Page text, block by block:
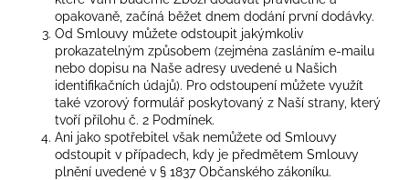
opakovaně, začíná běžet dnem dodání první dodávky.
Od Smlouvy můžete odstoupit jakýmkoliv
prokazatelným způsobem (zejména zasláním e-mailu
nebo dopisu na Naše adresy uvedené u Našich
identifikačních údajů). Pro odstoupení můžete využít
také vzorový formulář poskytovaný z Naší strany, který
tvoří přílohu č. 2 Podmínek.
Ani jako spotřebitel však nemůžete od Smlouvy
odstoupit v případech, kdy je předmětem Smlouvy
plnění uvedené v § 1837 Občanského zákoníku.